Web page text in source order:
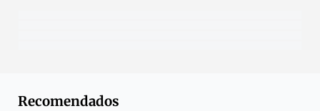
Recomendados